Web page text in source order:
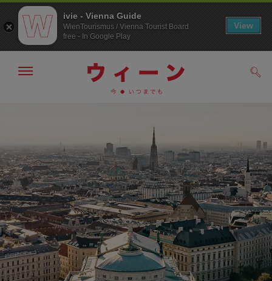
へ
ジ
の
ト
ッ
プ
へ
メ
非
表
示
ivie - Vienna Guide
WienTourismus / Vienna Tourist Board
free - In Google Play
View